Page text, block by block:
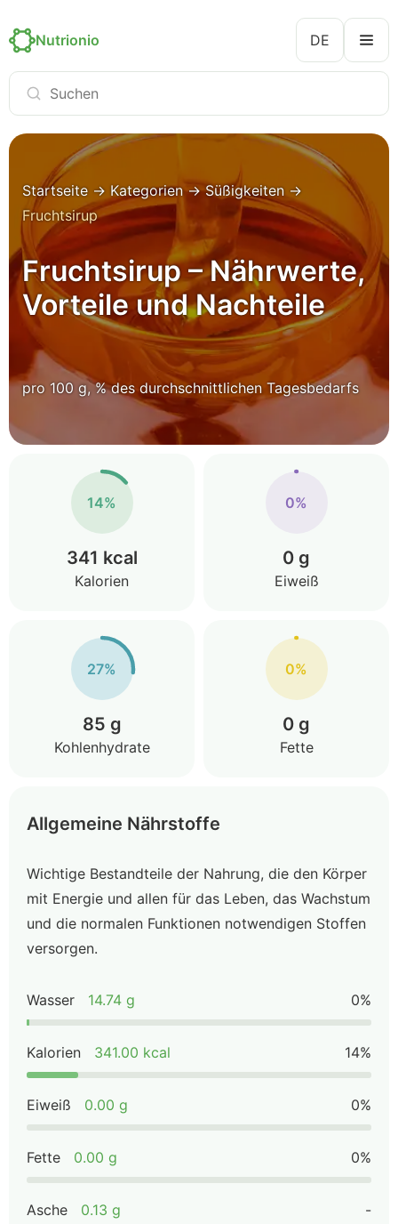
Nutrionio DE
Startseite → Kategorien→Süßigkeiten →
Fruchtsirup
Fruchtsirup – Nährwerte,
Vorteile und Nachteile
pro 100 g, % des durchschnittlichen Tagesbedarfs
14%
341 kcal
Kalorien
0%
0 g
Eiweiß
27%
85 g
Kohlenhydrate
0%
0 g
Fette
Allgemeine Nährstoffe
Wichtige Bestandteile der Nahrung, die den Körper
mit Energie und allen für das Leben, das Wachstum
und die normalen Funktionen notwendigen Stoffen
versorgen.
Wasser 14.74 g 0%
Kalorien 341.00 kcal 14%
Eiweiß 0.00 g 0%
Fette 0.00 g 0%
Asche 0.13 g -